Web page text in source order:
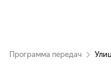
Программа передач